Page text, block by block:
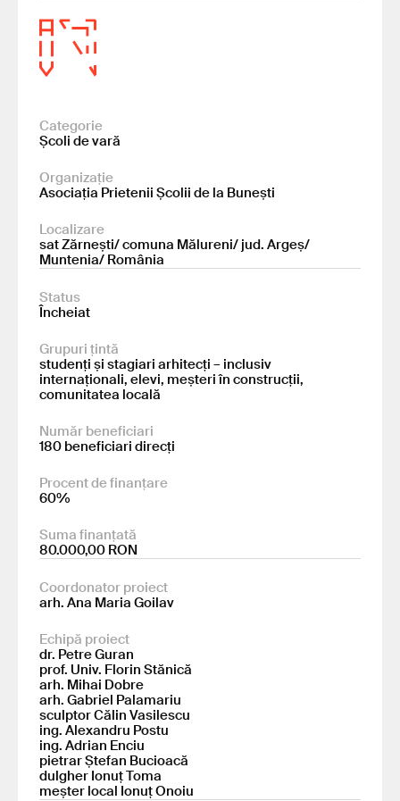
Categorie
Școli de vară
Organizație
Asociația Prietenii Școlii de la Bunești
Localizare
sat Zărnești/ comuna Mălureni/ jud. Argeș/
Muntenia/ România
Status
Încheiat
Grupuri țintă
studenți și stagiari arhitecți – inclusiv
internaționali, elevi, meșteri în construcții,
comunitatea locală
Număr beneficiari
180 beneficiari direcți
Procent de finanțare
60%
Suma finanțată
80.000,00 RON
Coordonator proiect
arh. Ana Maria Goilav
Echipă proiect
dr. Petre Guran
prof. Univ. Florin Stănică
arh. Mihai Dobre
arh. Gabriel Palamariu
sculptor Călin Vasilescu
ing. Alexandru Postu
ing. Adrian Enciu
pietrar Ștefan Bucioacă
dulgher Ionuț Toma
meșter local Ionuț Onoiu